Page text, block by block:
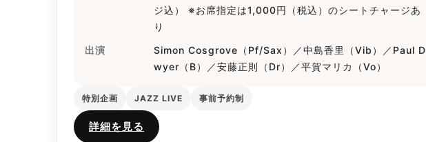
ジ込） ※お席指定は1,000円（税込）のシートチャージあ
り
出演
Simon Cosgrove（Pf/Sax）／中島香里（Vib）／Paul D
wyer（B）／安藤正則（Dr）／平賀マリカ（Vo）
特別企画 JAZZ LIVE 事前予約制
詳細を見る